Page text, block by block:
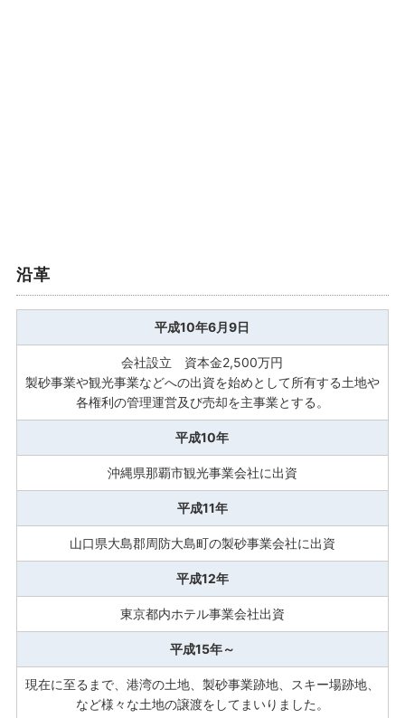
沿革
平成10年6月9日
会社設立 資本金2,500万円
製砂事業や観光事業などへの出資を始めとして所有する土地や
各権利の管理運営及び売却を主事業とする。
平成10年
沖縄県那覇市観光事業会社に出資
平成11年
山口県大島郡周防大島町の製砂事業会社に出資
平成12年
東京都内ホテル事業会社出資
平成15年～
現在に至るまで、港湾の土地、製砂事業跡地、スキー場跡地、
など様々な土地の譲渡をしてまいりました。